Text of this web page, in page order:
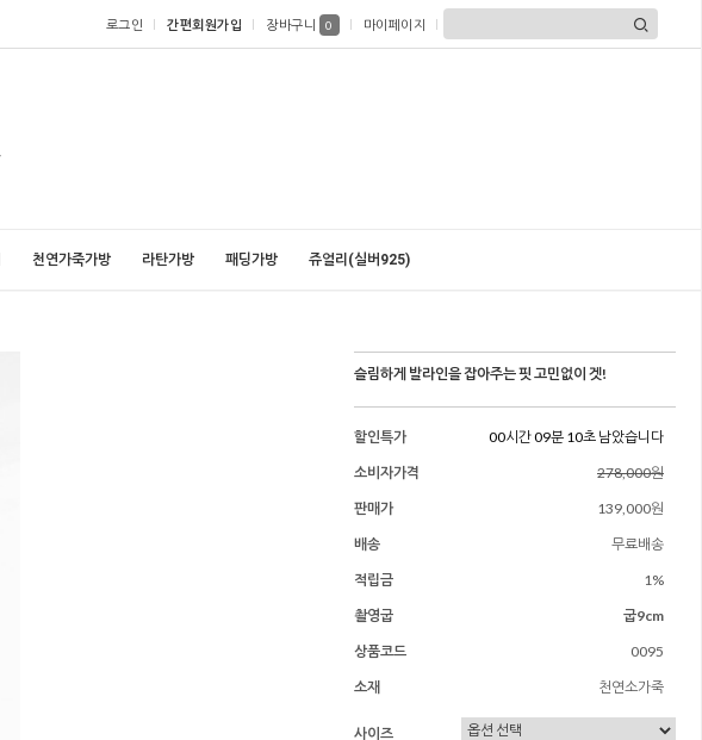
로그인 간편회원가입 장바구니 0 마이페이지
천연가죽가방 라탄가방 패딩가방 쥬얼리(실버925)
슬림하게 발라인을 잡아주는 핏 고민없이 겟!
할인특가
00시간 09분 09초 남았습니다
소비자가격
278,000원
판매가
139,000원
배송
무료배송
적립금
1%
촬영굽
굽9cm
상품코드
0095
소재
천연소가죽
사이즈